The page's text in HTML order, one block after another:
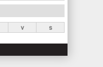
v s